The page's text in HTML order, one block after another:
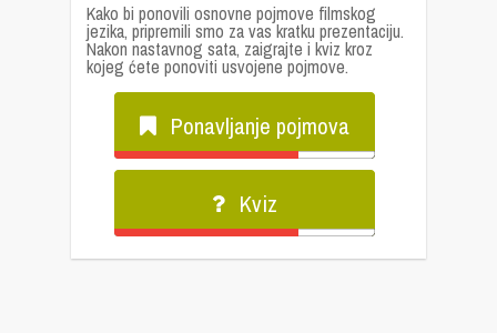
Kako bi ponovili osnovne pojmove filmskog
jezika, pripremili smo za vas kratku prezentaciju.
Nakon nastavnog sata, zaigrajte i kviz kroz
kojeg ćete ponoviti usvojene pojmove.
Ponavljanje pojmova
Kviz